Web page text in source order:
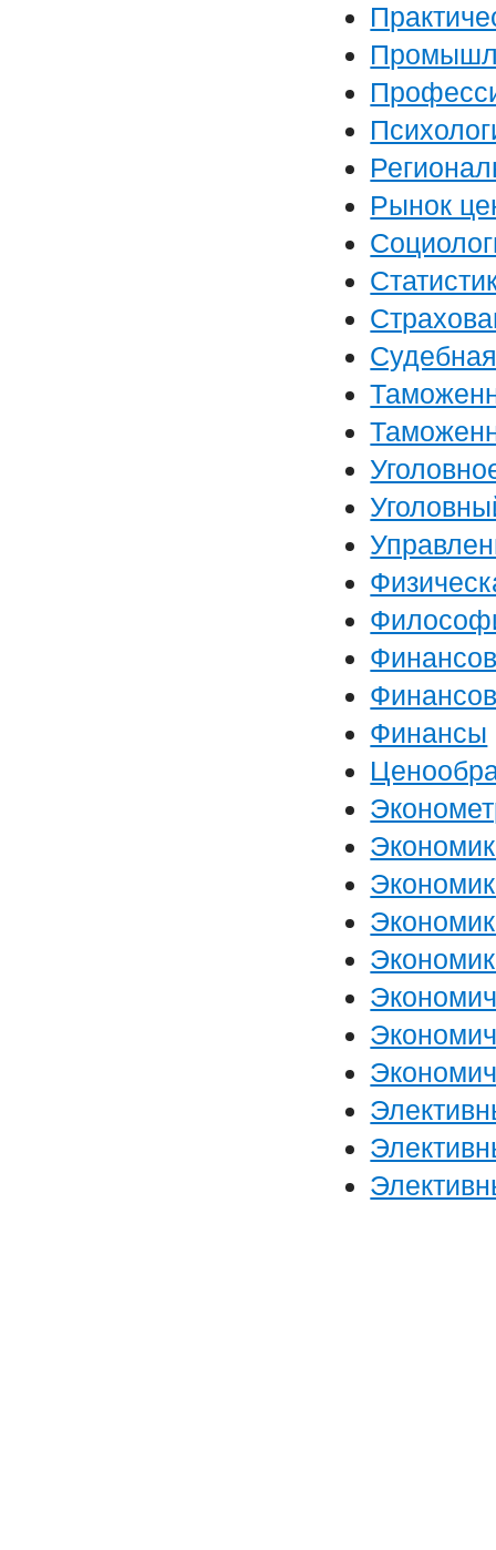
Рынок
Финансы